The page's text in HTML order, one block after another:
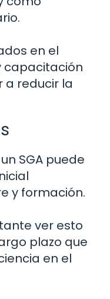
en el
capacitación
reducir la
SGA puede
y formación.
ver esto
plazo que
en el